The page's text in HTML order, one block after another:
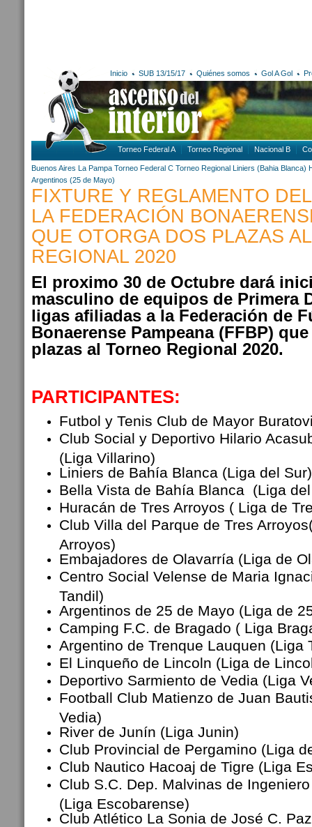
Inicio SUB 13/15/17 Quiénes somos Gol A Gol
Torneo Federal A Torneo Regional Nacional B
Buenos Aires La Pampa Torneo Federal C Torneo Regional Liniers (Bahia Blanca)
Argentinos (25 de Mayo)
FIXTURE Y REGLAMENTO
LA FEDERACIÓN
QUE OTORGA DOS PLAZAS
REGIONAL 2020
El proximo 30 de Octubre dará
masculino de equipos de Primera
ligas afiliadas a la Federación de
Bonaerense Pampeana (FFBP)
plazas al Torneo Regional 2020.
PARTICIPANTES:
Futbol y Tenis Club de Mayor
Club Social y Deportivo Hilario
(Liga Villarino)
Liniers de Bahía Blanca (Liga del Sur)
Bella Vista de Bahía Blanca (Liga
Huracán de Tres Arroyos ( Liga de
Club Villa del Parque de Tres
Arroyos)
Embajadores de Olavarría (Liga de
Centro Social Velense de Maria
Tandil)
Argentinos de 25 de Mayo (Liga de
Camping F.C. de Bragado ( Liga
Argentino de Trenque Lauquen (Liga
El Linqueño de Lincoln (Liga de
Deportivo Sarmiento de Vedia (Liga
Football Club Matienzo de Juan
Vedia)
River de Junín (Liga Junin)
Club Provincial de Pergamino (Liga
Club Nautico Hacoaj de Tigre (Liga
Club S.C. Dep. Malvinas de
(Liga Escobarense)
Club Atlético La Sonia de José C.